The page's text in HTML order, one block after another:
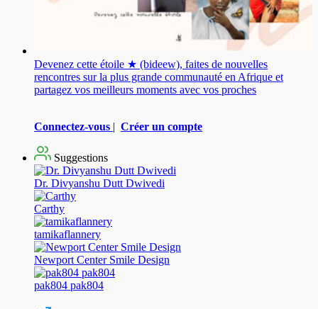
Devenez cette étoile ★ (bideew), faites de nouvelles
rencontres sur la plus grande communauté en Afrique et
partagez vos meilleurs moments avec vos proches
Connectez-vous | Créer un compte
Suggestions
Dr. Divyanshu Dutt Dwivedi
Carthy
tamikaflannery
Newport Center Smile Design
pak804 pak804